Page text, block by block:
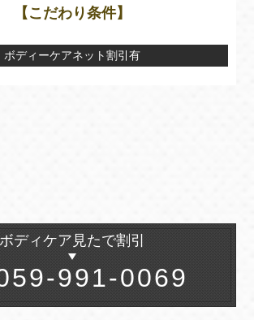
【こだわり条件】
ボディーケアネット割引有
ボディケア見たで割引
991-0069